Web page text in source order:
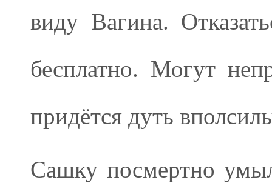
виду Вагина.
бесплатно. Могут
придётся дуть
Сашку посмертно